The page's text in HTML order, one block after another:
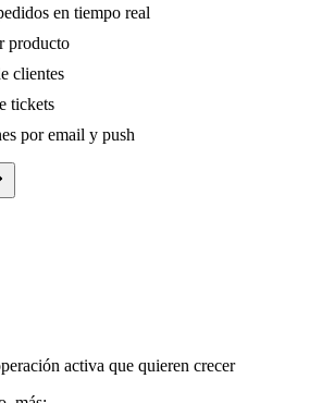
en tiempo real
producto
clientes
tickets
por email y push
activa que quieren crecer